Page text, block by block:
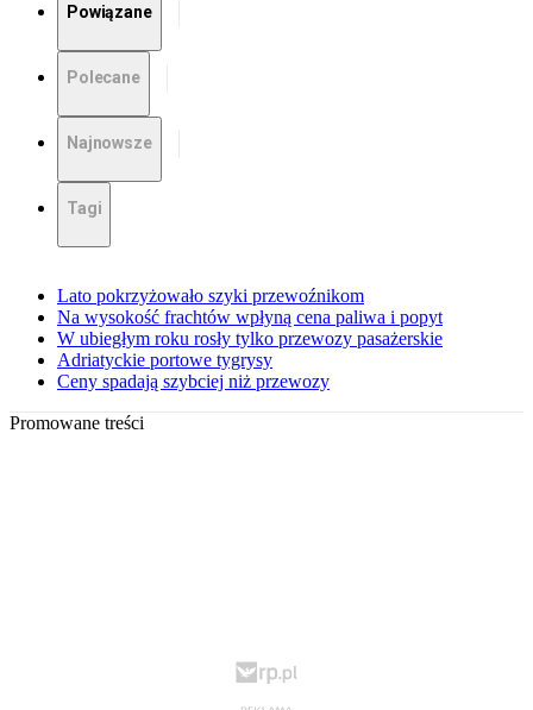
Powiązane
Polecane
Najnowsze
Tagi
Lato pokrzyżowało szyki przewoźnikom
Na wysokość frachtów wpłyną cena paliwa i popyt
W ubiegłym roku rosły tylko przewozy pasażerskie
Adriatyckie portowe tygrysy
Ceny spadają szybciej niż przewozy
Promowane treści